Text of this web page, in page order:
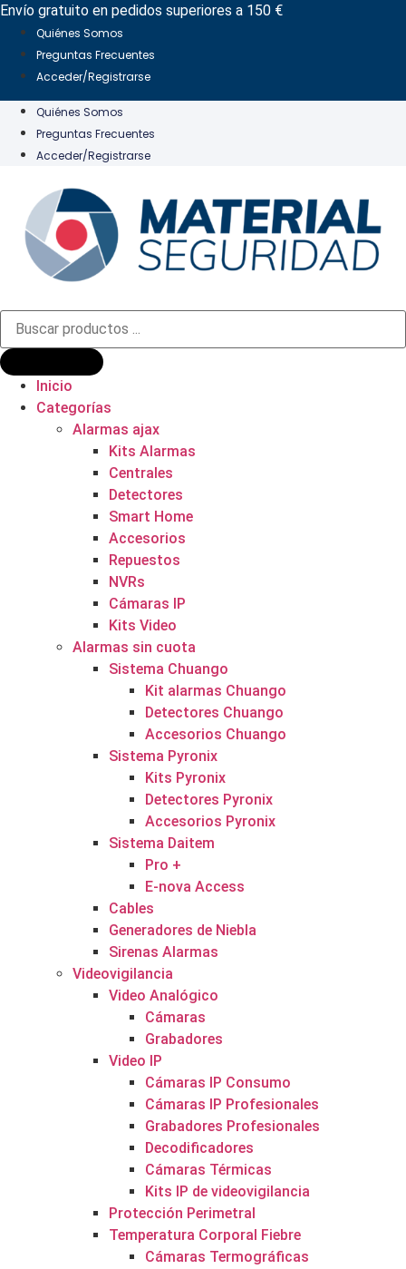
Ir
contenido
Envío gratuito en pedidos superiores a 150 €
Quiénes Somos
Preguntas Frecuentes
Acceder/Registrarse
Quiénes Somos
Preguntas Frecuentes
Acceder/Registrarse
Búsqueda
productos
Inicio
Categorías
Alarmas ajax
Kits Alarmas
Centrales
Detectores
Smart Home
Accesorios
Repuestos
NVRs
Cámaras IP
Kits Video
Alarmas sin cuota
Sistema Chuango
Kit alarmas Chuango
Detectores Chuango
Accesorios Chuango
Sistema Pyronix
Kits Pyronix
Detectores Pyronix
Accesorios Pyronix
Sistema Daitem
Pro +
E-nova Access
Cables
Generadores de Niebla
Sirenas Alarmas
Videovigilancia
Video Analógico
Cámaras
Grabadores
Video IP
Cámaras IP Consumo
Cámaras IP Profesionales
Grabadores Profesionales
Decodificadores
Cámaras Térmicas
Kits IP de videovigilancia
Protección Perimetral
Temperatura Corporal Fiebre
Cámaras Termográficas